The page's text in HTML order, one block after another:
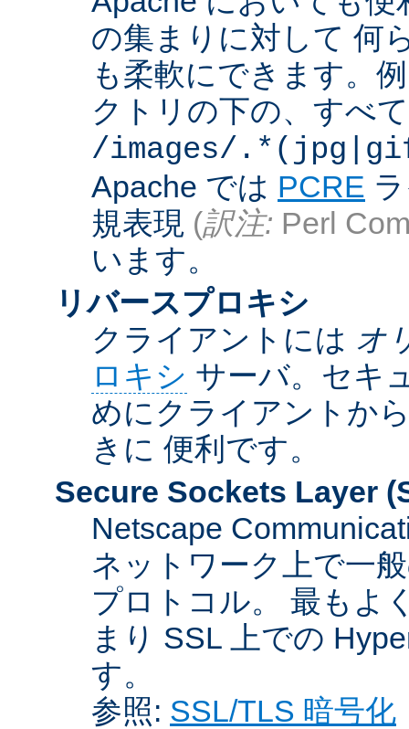
の集まりに対して 何
も柔軟にできます。
クトリの下の、すべ
/images/
Apache では PCRE
規表現 (訳注: Perl
います。
リバースプロキシ
クライアントには オ
ロキシ サーバ。セキ
めにクライアントか
きに 便利です。
Secure Sockets Layer
Netscape
ネットワーク上で一
プロトコル。 最もよ
まり SSL 上での
す。
参照: SSL/TLS 暗号化